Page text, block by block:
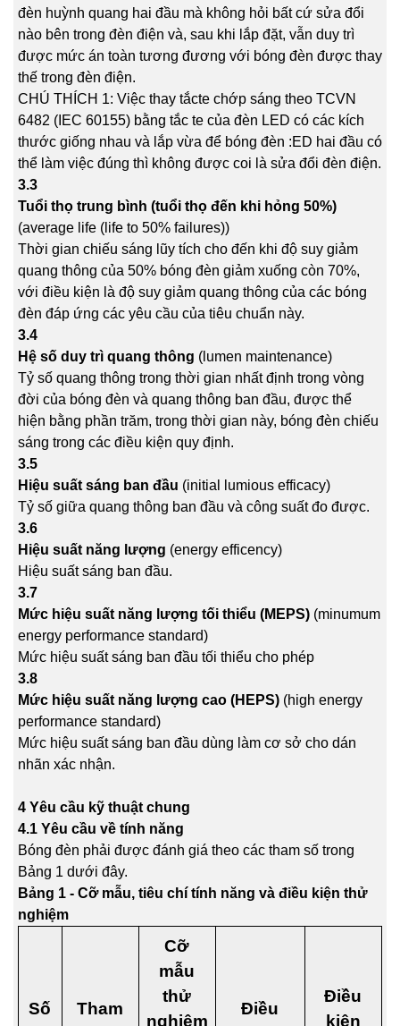
đèn huỳnh quang hai đầu mà không hỏi bất cứ sửa đổi
nào bên trong đèn điện và, sau khi lắp đặt, vẫn duy trì
được mức án toàn tương đương với bóng đèn được thay
thế trong đèn điện.
CHÚ THÍCH 1: Việc thay tắcte chớp sáng theo TCVN
6482 (IEC 60155) bằng tắc te của đèn LED có các kích
thước giống nhau và lắp vừa để bóng đèn :ED hai đầu có
thể làm việc đúng thì không được coi là sửa đổi đèn điện.
3.3
Tuổi thọ trung bình (tuổi thọ đến khi hỏng 50%)
(average life (life to 50% failures))
Thời gian chiếu sáng lũy tích cho đến khi độ suy giảm
quang thông của 50% bóng đèn giảm xuống còn 70%,
với điều kiện là độ suy giảm quang thông của các bóng
đèn đáp ứng các yêu cầu của tiêu chuẩn này.
3.4
Hệ số duy trì quang thông (lumen maintenance)
Tỷ số quang thông trong thời gian nhất định trong vòng
đời của bóng đèn và quang thông ban đầu, được thể
hiện bằng phần trăm, trong thời gian này, bóng đèn chiếu
sáng trong các điều kiện quy định.
3.5
Hiệu suất sáng ban đầu (initial lumious efficacy)
Tỷ số giữa quang thông ban đầu và công suất đo được.
3.6
Hiệu suất năng lượng (energy efficency)
Hiệu suất sáng ban đầu.
3.7
Mức hiệu suất năng lượng tối thiểu (MEPS)(minumum
energy performance standard)
Mức hiệu suất sáng ban đầu tối thiểu cho phép
3.8
Mức hiệu suất năng lượng cao (HEPS)(high energy
performance standard)
Mức hiệu suất sáng ban đầu dùng làm cơ sở cho dán
nhãn xác nhận.
4 Yêu cầu kỹ thuật chung
4.1 Yêu cầu về tính năng
Bóng đèn phải được đánh giá theo các tham số trong
Bảng 1 dưới đây.
Bảng 1 - Cỡ mẫu, tiêu chí tính năng và điều kiện thử
nghiệm
Số
Tham
Cỡ
mẫu
thử
nghiệm
Điều
Điều
kiện